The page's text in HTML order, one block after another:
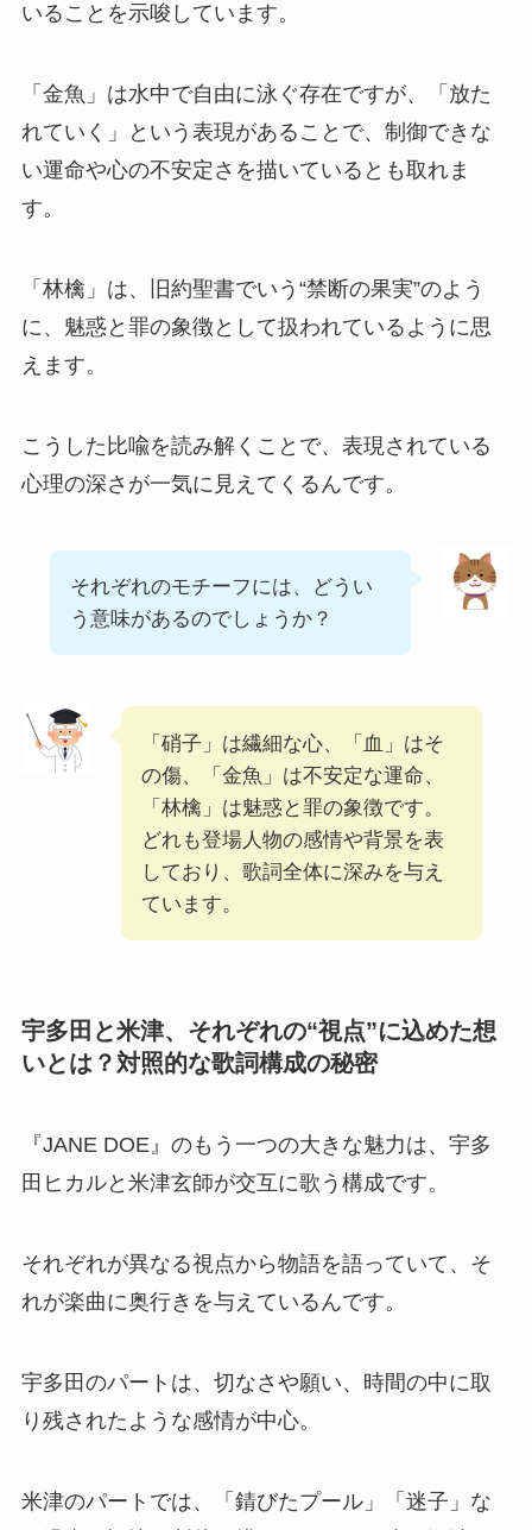
いることを示唆しています。
「金魚」は水中で自由に泳ぐ存在ですが、「放た
れていく」という表現があることで、制御できな
い運命や心の不安定さを描いているとも取れま
す。
「林檎」は、旧約聖書でいう“禁断の果実”のよう
に、魅惑と罪の象徴として扱われているように思
えます。
こうした比喩を読み解くことで、表現されている
心理の深さが一気に見えてくるんです。
それぞれのモチーフには、どうい
う意味があるのでしょうか？
「硝子」は繊細な心、「血」はそ
の傷、「金魚」は不安定な運命、
「林檎」は魅惑と罪の象徴です。
どれも登場人物の感情や背景を表
しており、歌詞全体に深みを与え
ています。
宇多田と米津、それぞれの“視点”に込めた想
いとは？対照的な歌詞構成の秘密
『JANE DOE』のもう一つの大きな魅力は、宇多
田ヒカルと米津玄師が交互に歌う構成です。
それぞれが異なる視点から物語を語っていて、そ
れが楽曲に奥行きを与えているんです。
宇多田のパートは、切なさや願い、時間の中に取
り残されたような感情が中心。
米津のパートでは、「錆びたプール」「迷子」な